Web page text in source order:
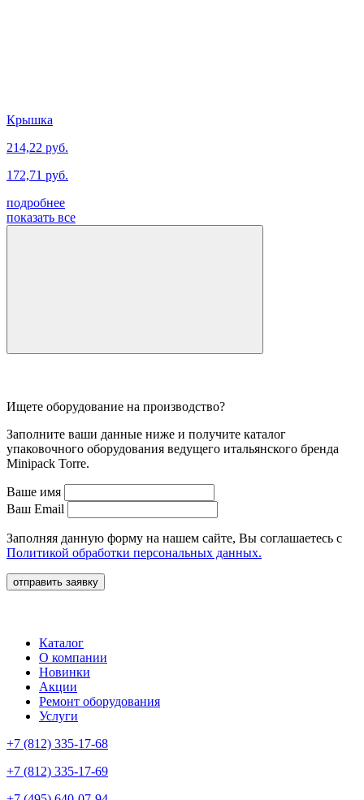
Крышка
214,22 руб.
172,71 руб.
подробнее
показать все
Ищете оборудование на производство?
Заполните ваши данные ниже и получите каталог
упаковочного оборудования ведущего итальянского бренда
Minipack Torre.
Ваше имя
Ваш Email
Заполняя данную форму на нашем сайте, Вы соглашаетесь с
Политикой обработки персональных данных.
отправить заявку
Каталог
О компании
Новинки
Акции
Ремонт оборудования
Услуги
+7 (812) 335-17-68
+7 (812) 335-17-69